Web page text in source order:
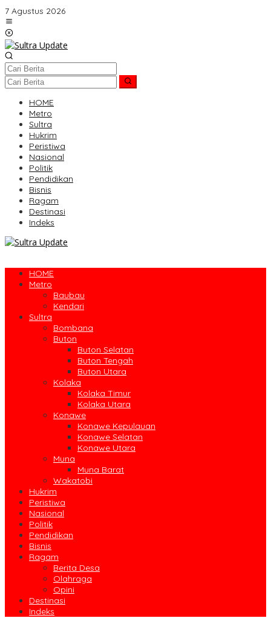
Lewati
ke
konten
7 Agustus 2026
HOME
Metro
Sultra
Hukrim
Peristiwa
Nasional
Politik
Pendidikan
Bisnis
Ragam
Destinasi
Indeks
HOME
Metro
Baubau
Kendari
Sultra
Bombana
Buton
Buton Selatan
Buton Tengah
Buton Utara
Kolaka
Kolaka Timur
Kolaka Utara
Konawe
Konawe Kepulauan
Konawe Selatan
Konawe Utara
Muna
Muna Barat
Wakatobi
Hukrim
Peristiwa
Nasional
Politik
Pendidikan
Bisnis
Ragam
Berita Desa
Olahraga
Opini
Destinasi
Indeks